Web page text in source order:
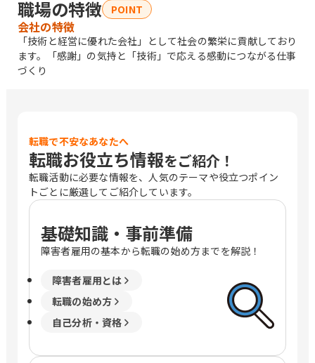
職場の特徴 POINT
会社の特徴
「技術と経営に優れた会社」として社会の繁栄に貢献しており
ます。「感謝」の気持と「技術」で応える感動につながる仕事
づくり
転職で不安なあなたへ
転職お役立ち情報をご紹介！
転職活動に必要な情報を、人気のテーマや役立つポイン
トごとに厳選してご紹介しています。
基礎知識・事前準備
障害者雇用の基本から転職の始め方までを解説！
障害者雇用とは
転職の始め方
自己分析・資格